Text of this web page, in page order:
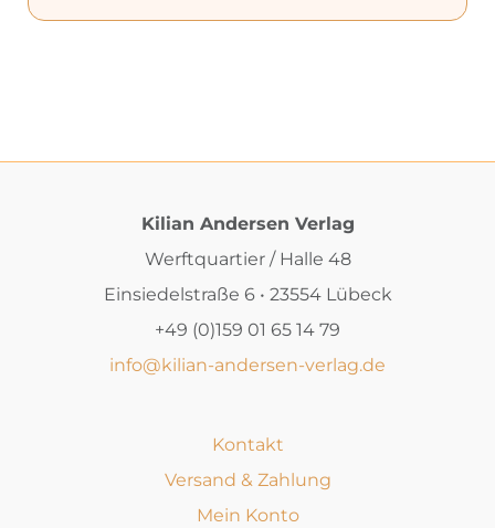
Kilian Andersen Verlag
Werftquartier / Halle 48
Einsiedelstraße 6 • 23554 Lübeck
+49 (0)159 01 65 14 79
info@kilian-andersen-verlag.de
Kontakt
Versand & Zahlung
Mein Konto